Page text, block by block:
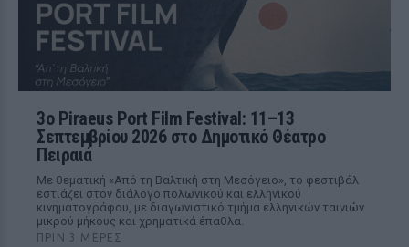
3ο Piraeus Port Film Festival: 11–13
Σεπτεμβρίου 2026 στο Δημοτικό Θέατρο
Πειραιά
Με θεματική «Από τη Βαλτική στη Μεσόγειο», το φεστιβάλ
εστιάζει στον διάλογο πολωνικού και ελληνικού
κινηματογράφου, με διαγωνιστικό τμήμα ελληνικών ταινιών
μικρού μήκους και χρηματικά έπαθλα.
ΠΡΙΝ 3 ΜΈΡΕΣ